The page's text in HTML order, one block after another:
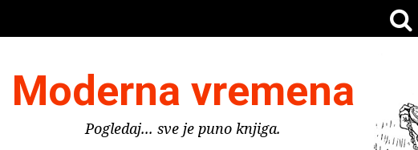
Moderna vremena
Pogledaj... sve je puno knjiga.